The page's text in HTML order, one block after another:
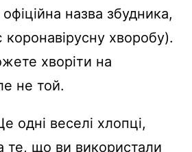
назва збудника,
хворобу).
хворіти на
не той.
одні веселі хлопці,
те, що ви використали